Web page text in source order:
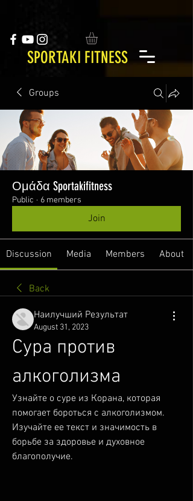
SPORTAKI FITNESS
Groups
Ομάδα Sportakifitness
Public · 6 members
Join
Discussion Media Members About
Back
Наилучший Результат
August 31, 2023
Сура против
алкоголизма
Узнайте о суре из Корана, которая
помогает бороться с алкоголизмом.
Изучайте ее текст и значимость в
борьбе за здоровье и духовное
благополучие.